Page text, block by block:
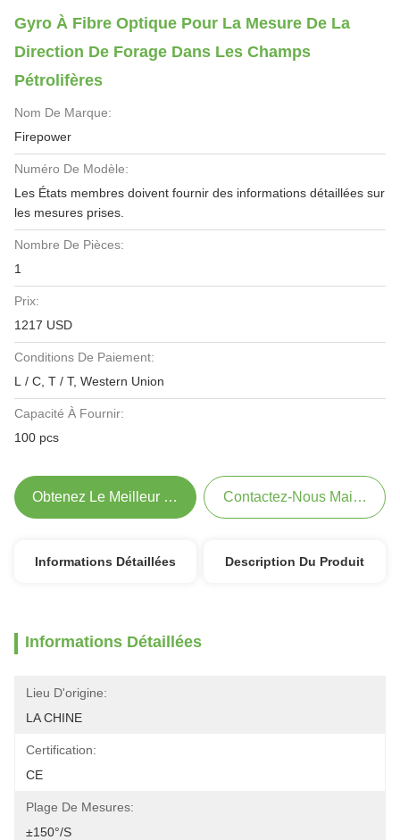
Gyro À Fibre Optique Pour La Mesure De La
Direction De Forage Dans Les Champs
Pétrolifères
Nom De Marque:
Firepower
Numéro De Modèle:
Les États membres doivent fournir des informations détaillées sur
les mesures prises.
Nombre De Pièces:
1
Prix:
1217 USD
Conditions De Paiement:
L / C, T / T, Western Union
Capacité À Fournir:
100 pcs
Obtenez Le Meilleur Prix Contactez-Nous Maintenant
Informations Détaillées Description Du Produit
Informations Détaillées
Lieu D'origine:
LA CHINE
Certification:
CE
Plage De Mesures:
±150°/S